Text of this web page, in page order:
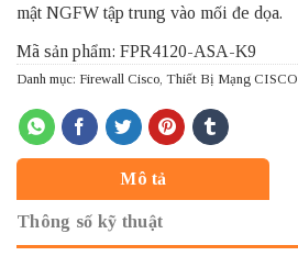
mật NGFW tập trung vào mối đe dọa.
Mã sản phẩm: FPR4120-ASA-K9
Danh mục: Firewall Cisco, Thiết Bị Mạng CISCO
Mô tả
Thông số kỹ thuật